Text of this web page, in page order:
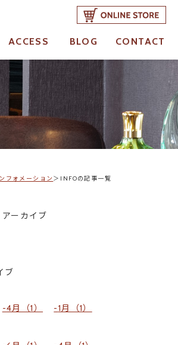
ACCESS
アクセス
BLOG
ブログ
CONTACT
ご予約・お問合せ
フォメーション INFOの記事一覧
アーカイブ
ブ
4月（1）
1月（1）